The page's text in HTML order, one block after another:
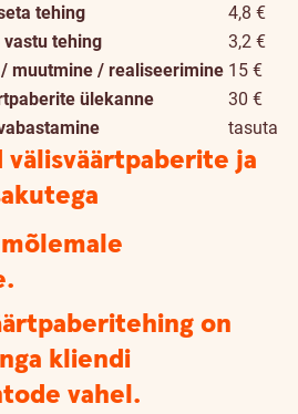
tehing
4,8 €
vastu tehing
3,2 €
muutmine / realiseerimine 15 €
ülekanne
30 €
tasuta
ja
on
kliendi
vahel.